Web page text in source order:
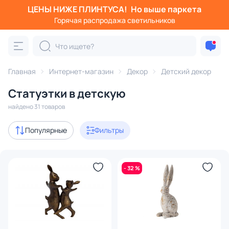
ЦЕНЫ НИЖЕ ПЛИНТУСА! Но выше паркета
Горячая распродажа светильников
Главная Интернет-магазин Декор Детский декор
Статуэтки в детскую
найдено 31 товаров
Популярные Фильтры
- 32 %
Фильтры
Категория: Детский декор
декор подушки ковры статуэтки и фигурки
Акции 1
В наличии 16